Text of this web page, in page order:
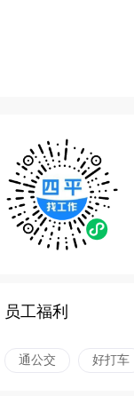
员工福利
通公交 好打车